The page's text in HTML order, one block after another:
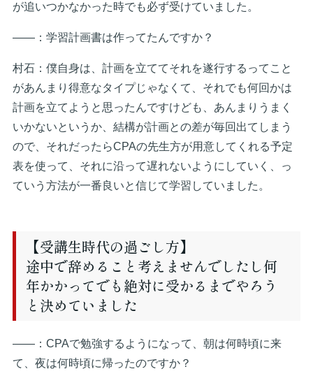
が追いつかなかった時でも必ず受けていました。
――：学習計画書は作ってたんですか？
村石：僕自身は、計画を立ててそれを遂行するってこと
があんまり得意なタイプじゃなくて、それでも何回かは
計画を立てようと思ったんですけども、あんまりうまく
いかないというか、結構が計画との差が毎回出てしまう
ので、それだったらCPAの先生方が用意してくれる予定
表を使って、それに沿って遅れないようにしていく、っ
ていう方法が一番良いと信じて学習していました。
【受講生時代の過ごし方】
途中で辞めること考えませんでしたし何
年かかってでも絶対に受かるまでやろう
と決めていました
――：CPAで勉強するようになって、朝は何時頃に来
て、夜は何時頃に帰ったのですか？